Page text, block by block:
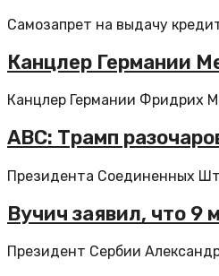
Самозапрет на выдачу
Канцлер Германии
Канцлер Германии Фридрих
ABC: Трамп
Президента Соединенных
Вучич заявил, что
Президент Сербии